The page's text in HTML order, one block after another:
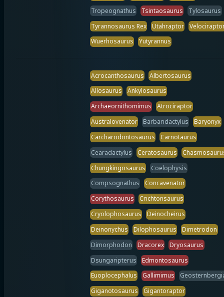
Tropeognathus
Tsintaosaurus
Tylosaurus
Tyrannosaurus Rex
Utahraptor
Wuerhosaurus
Yutyrannus
Acrocanthosaurus
Albertosaurus
Allosaurus
Ankylosaurus
Archaeornithomimus
Atrociraptor
Australovenator
Barbaridactylus
Baryonyx
Carcharodontosaurus
Carnotaurus
Cearadactylus
Ceratosaurus
Chungkingosaurus
Coelophysis
Compsognathus
Concavenator
Corythosaurus
Crichtonsaurus
Cryolophosaurus
Deinocheirus
Deinonychus
Dilophosaurus
Dimetrodon
Dimorphodon
Dracorex
Dryosaurus
Dsungaripterus
Edmontosaurus
Euoplocephalus
Gallimimus
Giganotosaurus
Gigantoraptor